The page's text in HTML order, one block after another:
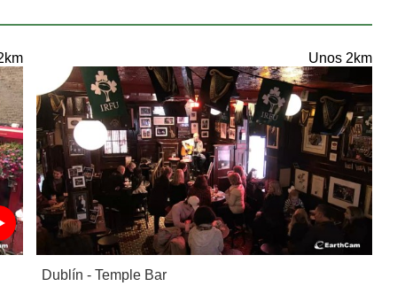
Unos 2km
Dublín - Temple Bar